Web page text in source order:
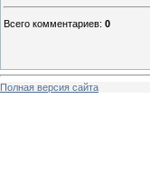
Всего комментариев: 0
Полная версия сайта